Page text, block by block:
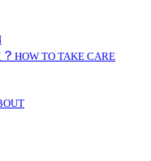
HOW TO TAKE CARE